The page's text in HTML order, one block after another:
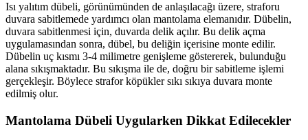
Isı yalıtım dübeli, görünümünden de anlaşılacağı üzere, straforu
duvara sabitlemede yardımcı olan mantolama elemanıdır. Dübelin,
duvara sabitlenmesi için, duvarda delik açılır. Bu delik açma
uygulamasından sonra, dübel, bu deliğin içerisine monte edilir.
Dübelin uç kısmı 3-4 milimetre genişleme göstererek, bulunduğu
alana sıkışmaktadır. Bu sıkışma ile de, doğru bir sabitleme işlemi
gerçekleşir. Böylece strafor köpükler sıkı sıkıya duvara monte
edilmiş olur.
Mantolama Dübeli Uygularken Dikkat Edilecekler